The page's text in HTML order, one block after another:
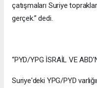
çatışmaları Suriye
gerçek.” dedi.
“PYD/YPG İSRAİL VE
Suriye'deki YPG/PYD